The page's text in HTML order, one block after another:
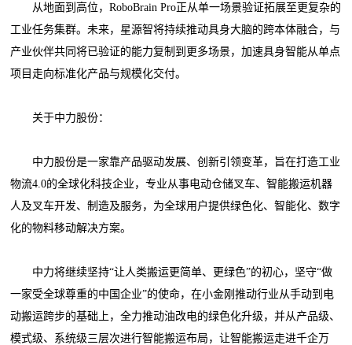
从地面到高位，RoboBrain Pro正从单一场景验证拓展至更复杂的
工业任务集群。未来，星源智将持续推动具身大脑的跨本体融合，与
产业伙伴共同将已验证的能力复制到更多场景，加速具身智能从单点
项目走向标准化产品与规模化交付。
关于中力股份：
中力股份是一家靠产品驱动发展、创新引领变革，旨在打造工业
物流4.0的全球化科技企业，专业从事电动仓储叉车、智能搬运机器
人及叉车开发、制造及服务，为全球用户提供绿色化、智能化、数字
化的物料移动解决方案。
中力将继续坚持“让人类搬运更简单、更绿色”的初心，坚守“做
一家受全球尊重的中国企业”的使命，在小金刚推动行业从手动到电
动搬运跨步的基础上，全力推动油改电的绿色化升级，并从产品级、
模式级、系统级三层次进行智能搬运布局，让智能搬运走进千企万